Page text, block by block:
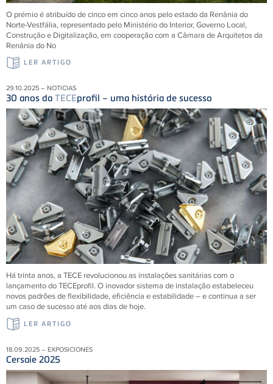
O prémio é atribuído de cinco em cinco anos pelo estado da Renânia do
Norte-Vestfália, representado pelo Ministério do Interior, Governo Local,
Construção e Digitalização, em cooperação com a Câmara de Arquitetos da
Renânia do No
LER ARTIGO
29.10.2025 – NOTICIAS
30 anos da TECEprofil – uma história de sucesso
Há trinta anos, a TECE revolucionou as instalações sanitárias com o
lançamento doTECEprofil. O inovador sistema de instalação estabeleceu
novos padrões de flexibilidade, eficiência e estabilidade – e continua a ser
um caso de sucesso até aos dias de hoje.
LER ARTIGO
18.09.2025 – EXPOSICIONES
Cersaie 2025